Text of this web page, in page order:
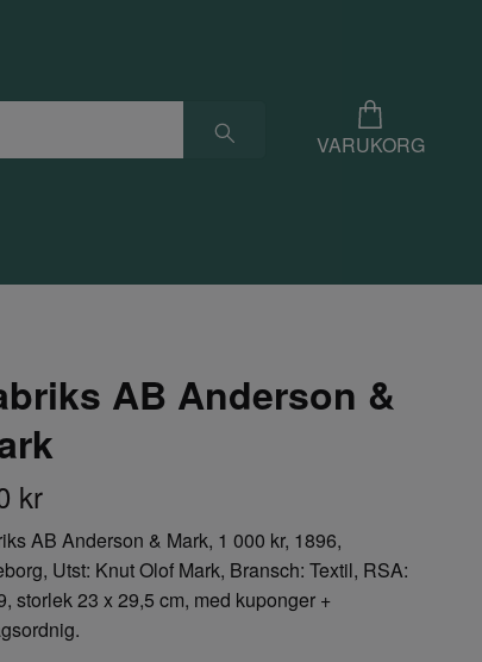
VARUKORG
AB Anderson &
kr
AB Anderson & Mark, 1 000 kr, 1896,
Utst: Knut Olof Mark, Bransch: Textil, RSA:
storlek 23 x 29,5 cm, med kuponger +